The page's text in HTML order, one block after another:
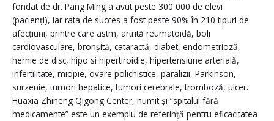
fondat de dr. Pang Ming a avut peste 300 000 de elevi
(pacienți), iar rata de succes a fost peste 90% în 210 tipuri de
afecțiuni, printre care astm, artrită reumatoidă, boli
cardiovasculare, bronșită, cataractă, diabet, endometrioză,
hernie de disc, hipo si hipertiroidie, hipertensiune arterială,
infertilitate, miopie, ovare polichistice, paralizii, Parkinson,
surzenie, tumori hepatice, tumori cerebrale, tromboză, ulcer.
Huaxia Zhineng Qigong Center, numit și “spitalul fără
medicamente” este un exemplu de referință pentru eficacitatea